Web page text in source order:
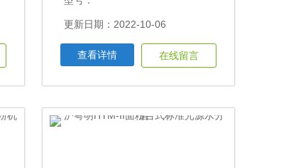
更新日期：2022-10-06
查看详情 在线留言